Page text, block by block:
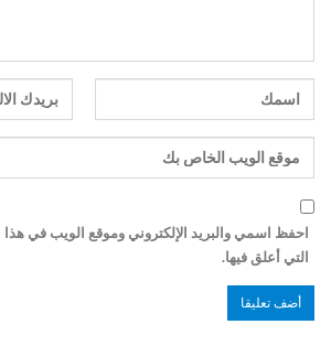
احفظ اسمي والبريد الإلكتروني وموقع الويب في هذا
التي أعلق فيها.